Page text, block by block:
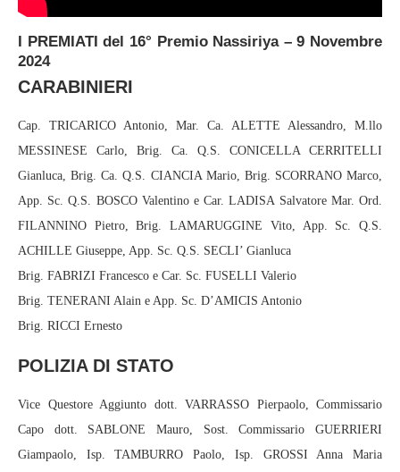
I PREMIATI del 16° Premio Nassiriya – 9 Novembre
2024
CARABINIERI
Cap. TRICARICO Antonio, Mar. Ca. ALETTE Alessandro, M.llo
MESSINESE Carlo, Brig. Ca. Q.S. CONICELLA CERRITELLI
Gianluca, Brig. Ca. Q.S. CIANCIA Mario, Brig. SCORRANO Marco,
App. Sc. Q.S. BOSCO Valentino e Car. LADISA Salvatore Mar. Ord.
FILANNINO Pietro, Brig. LAMARUGGINE Vito, App. Sc. Q.S.
ACHILLE Giuseppe, App. Sc. Q.S. SECLI’ Gianluca
Brig. FABRIZI Francesco e Car. Sc. FUSELLI Valerio
Brig. TENERANI Alain e App. Sc. D’AMICIS Antonio
Brig. RICCI Ernesto
POLIZIA DI STATO
Vice Questore Aggiunto dott. VARRASSO Pierpaolo, Commissario
Capo dott. SABLONE Mauro, Sost. Commissario GUERRIERI
Giampaolo, Isp. TAMBURRO Paolo, Isp. GROSSI Anna Maria